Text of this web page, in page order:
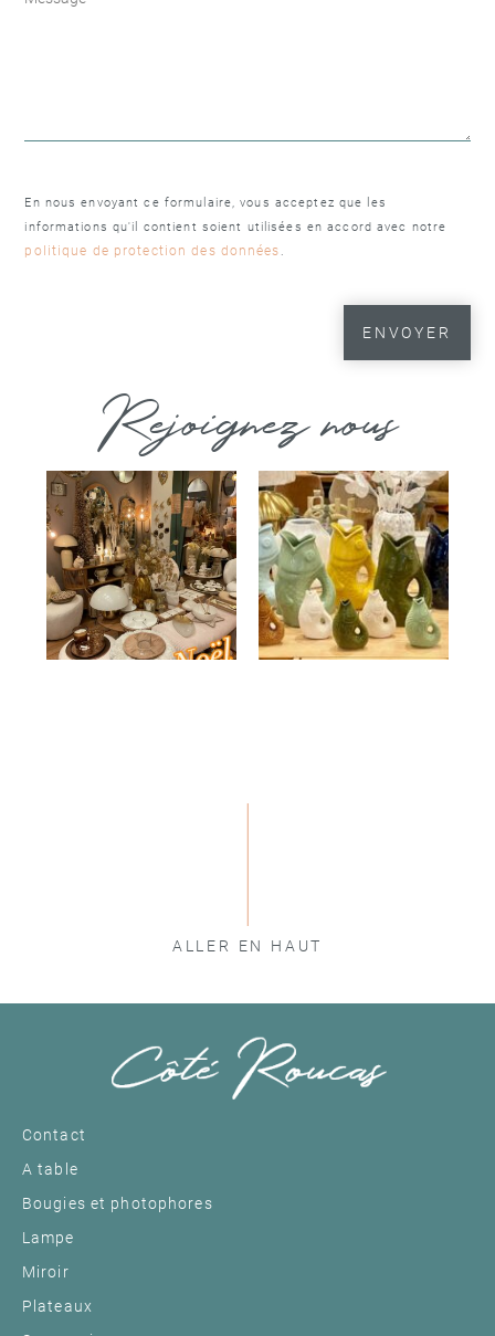
En nous envoyant ce formulaire, vous acceptez que les
informations qu'il contient soient utilisées en accord avec notre
politique de protection des données .
Rejoignez nous
ALLER EN HAUT
Contact
A table
Bougies et photophores
Lampe
Miroir
Plateaux